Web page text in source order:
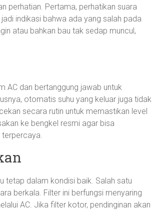
perhatian. Pertama, perhatikan suara
indikasi bahwa ada yang salah pada
atau bahkan bau tak sedap muncul,
AC dan bertanggung jawab untuk
otomatis suhu yang keluar juga tidak
secara rutin untuk memastikan level
ke bengkel resmi agar bisa
tetap dalam kondisi baik. Salah satu
berkala. Filter ini berfungsi menyaring
AC. Jika filter kotor, pendinginan akan